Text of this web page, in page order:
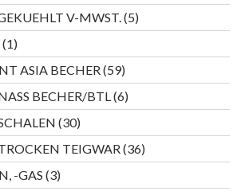
Produkt
V-MWST. 55
Produkte
11
Produkt
ASIA BECHER 5959
Produkte
BECHER/BTL 66
Produkte
3030
Produkte
TEIGWAR 3636
Produkte
-GAS 33
Produkte